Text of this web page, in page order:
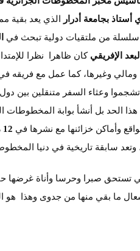
بجامعة أدرار
الذي يعد بقية
سلسلة من ملتقيات دولية تبحث في
البعد الإفريقيكان ظاهرا نظرا
ومالي وغيرها، كما عمل مع
وعثاء السفر متنقلين بين
الحد بل أنشأ بوابة المخطوطات
وأماكن خزائنها مع نشرها في 12 مجلدا،
وتعد سابقة تاريخية في دنيا
تستحق صبرا وحرسا وأناة غرضها
ما بقي منها من جدوى وهذا هو